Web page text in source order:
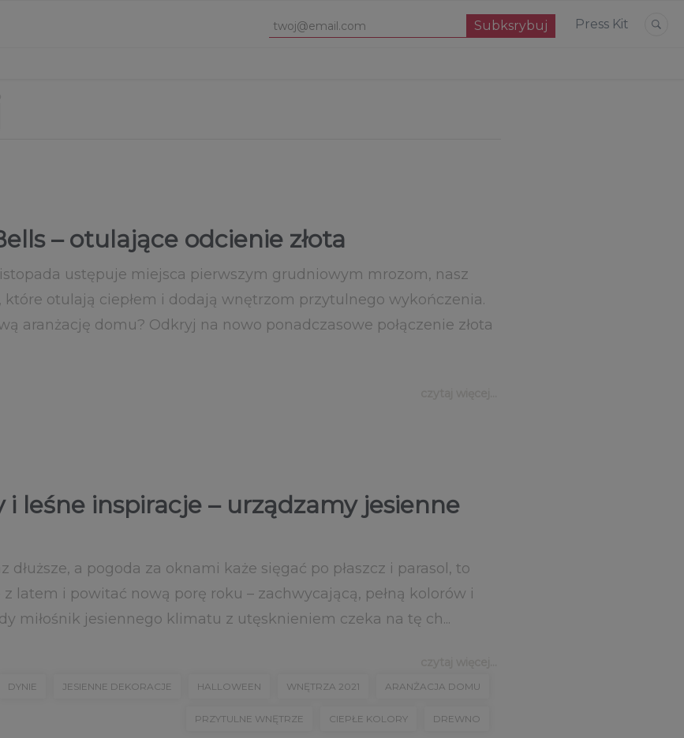
Press Kit
– otulające odcienie złota
ustępuje miejsca pierwszym grudniowym mrozom, nasz
otulają ciepłem i dodają wnętrzom przytulnego wykończenia.
aranżację domu? Odkryj na nowo ponadczasowe połączenie złota
leśne inspiracje – urządzamy jesienne
dłuższe, a pogoda za oknami każe sięgać po płaszcz i parasol, to
z latem i powitać nową porę roku – zachwycającą, pełną kolorów i
miłośnik jesiennego klimatu z utęsknieniem czeka na tę ch...
DYNIE JESIENNE DEKORACJE HALLOWEEN WNĘTRZA 2021 ARANŻACJA DOMU
PRZYTULNE WNĘTRZE CIEPŁE KOLORY DREWNO